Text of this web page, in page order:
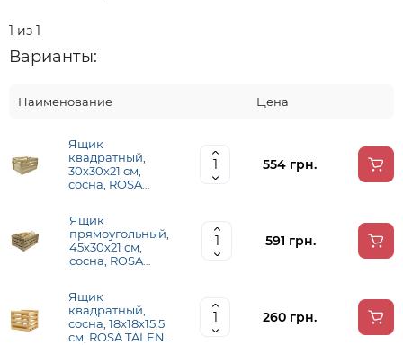
1 из 1
Варианты:
Наименование Цена
Ящик
квадратный,
30х30х21 см,
сосна, ROSA
554 грн.
Ящик
прямоугольный,
45х30х21 см,
сосна, ROSA
591 грн.
Ящик
квадратный,
сосна, 18х18х15,5
см, ROSA TALENT
260 грн.